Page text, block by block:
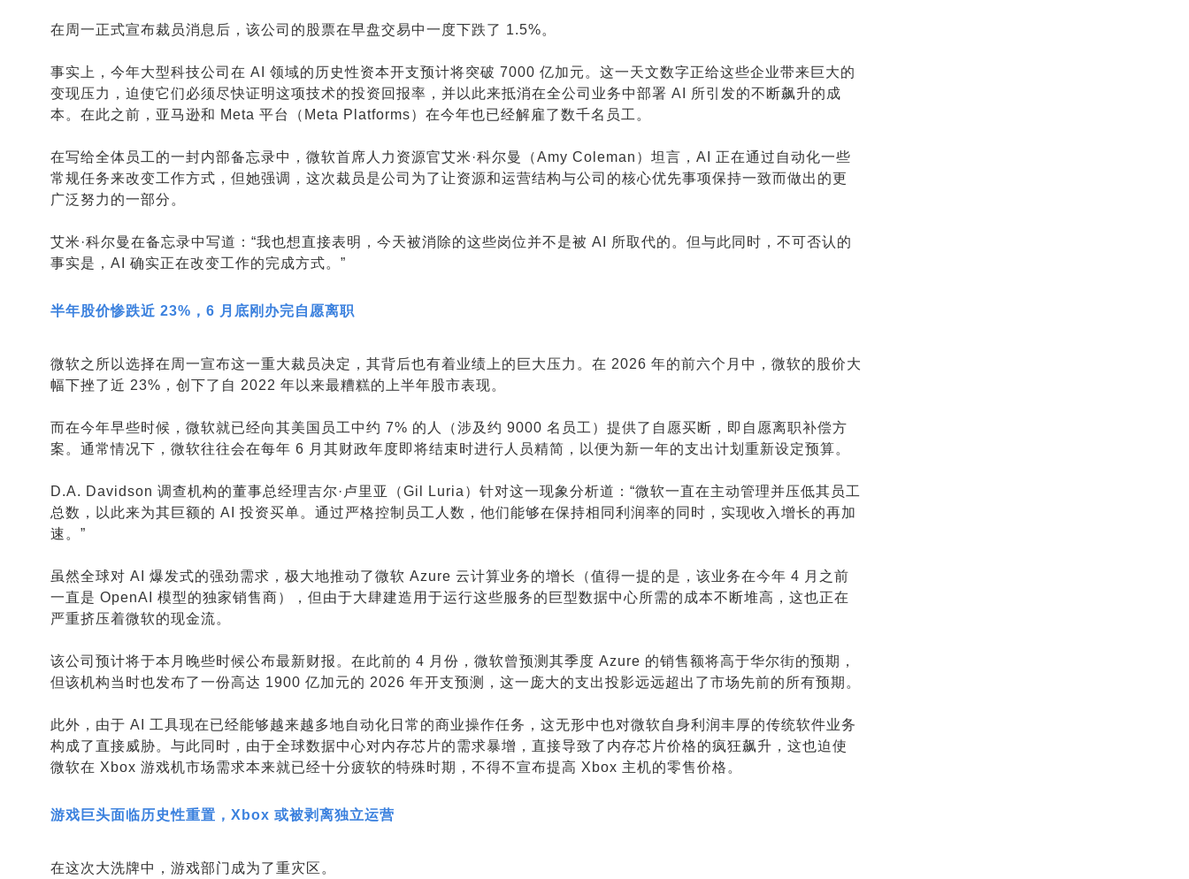
在周一正式宣布裁员消息后，该公司的股票在早盘交易中一度下跌了 1.5%。
事实上，今年大型科技公司在 AI 领域的历史性资本开支预计将突破 7000 亿加元。这一天文数字正给这些企业带来巨大的
变现压力，迫使它们必须尽快证明这项技术的投资回报率，并以此来抵消在全公司业务中部署 AI 所引发的不断飙升的成
本。在此之前，亚马逊和 Meta 平台（Meta Platforms）在今年也已经解雇了数千名员工。
在写给全体员工的一封内部备忘录中，微软首席人力资源官艾米·科尔曼（Amy Coleman）坦言，AI 正在通过自动化一些
常规任务来改变工作方式，但她强调，这次裁员是公司为了让资源和运营结构与公司的核心优先事项保持一致而做出的更
广泛努力的一部分。
艾米·科尔曼在备忘录中写道：“我也想直接表明，今天被消除的这些岗位并不是被 AI 所取代的。但与此同时，不可否认的
事实是，AI 确实正在改变工作的完成方式。”
半年股价惨跌近 23%，6 月底刚办完自愿离职
微软之所以选择在周一宣布这一重大裁员决定，其背后也有着业绩上的巨大压力。在 2026 年的前六个月中，微软的股价大
幅下挫了近 23%，创下了自 2022 年以来最糟糕的上半年股市表现。
而在今年早些时候，微软就已经向其美国员工中约 7% 的人（涉及约 9000 名员工）提供了自愿买断，即自愿离职补偿方
案。通常情况下，微软往往会在每年 6 月其财政年度即将结束时进行人员精简，以便为新一年的支出计划重新设定预算。
D.A. Davidson 调查机构的董事总经理吉尔·卢里亚（Gil Luria）针对这一现象分析道：“微软一直在主动管理并压低其员工
总数，以此来为其巨额的 AI 投资买单。通过严格控制员工人数，他们能够在保持相同利润率的同时，实现收入增长的再加
速。”
虽然全球对 AI 爆发式的强劲需求，极大地推动了微软 Azure 云计算业务的增长（值得一提的是，该业务在今年 4 月之前
一直是 OpenAI 模型的独家销售商），但由于大肆建造用于运行这些服务的巨型数据中心所需的成本不断堆高，这也正在
严重挤压着微软的现金流。
该公司预计将于本月晚些时候公布最新财报。在此前的 4 月份，微软曾预测其季度 Azure 的销售额将高于华尔街的预期，
但该机构当时也发布了一份高达 1900 亿加元的 2026 年开支预测，这一庞大的支出投影远远超出了市场先前的所有预期。
此外，由于 AI 工具现在已经能够越来越多地自动化日常的商业操作任务，这无形中也对微软自身利润丰厚的传统软件业务
构成了直接威胁。与此同时，由于全球数据中心对内存芯片的需求暴增，直接导致了内存芯片价格的疯狂飙升，这也迫使
微软在 Xbox 游戏机市场需求本来就已经十分疲软的特殊时期，不得不宣布提高 Xbox 主机的零售价格。
游戏巨头面临历史性重置，Xbox 或被剥离独立运营
在这次大洗牌中，游戏部门成为了重灾区。